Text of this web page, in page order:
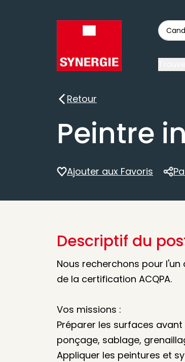
Retour
Retour
Peintre
Ajouter aux Favoris
Descriptif du
Nous recherchons pour
de la certification ACQPA.
Vos missions :
Préparer les surfaces
ponçage, sablage,
Appliquer les peintures et